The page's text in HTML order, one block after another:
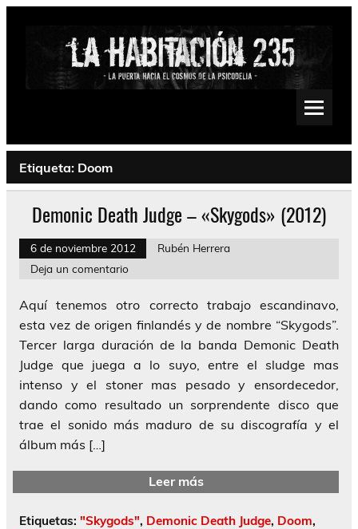
Saltar
Psychedelic, Stoner, Doom, Sludge, Fuzz, Space, Drone
Etiqueta: Doom
Demonic Death Judge – «Skygods» (2012)
6 de noviembre 2012
Rubén Herrera
Deja un comentario
Aquí tenemos otro correcto trabajo escandinavo,
esta vez de origen finlandés y de nombre “Skygods”.
Tercer larga duración de la banda Demonic Death
Judge que juega a lo suyo, entre el sludge mas
intenso y el stoner mas pesado y ensordecedor,
dando como resultado un sorprendente disco que
trae el sonido más maduro de su discografía y el
álbum más […]
Leer más
Etiquetas: "Skygods", Demonic Death Judge, Doom,